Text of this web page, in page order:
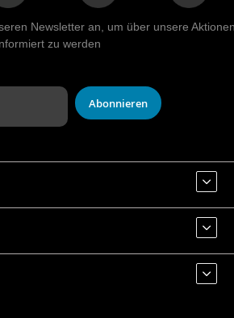
Newsletter an, um über unsere
zu werden
Abonnieren